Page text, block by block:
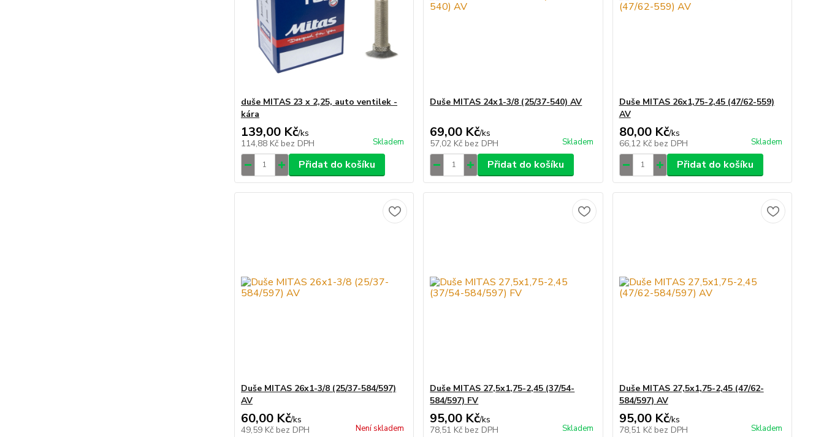
duše MITAS 23 x 2,25, auto ventilek -
kára
139,00 Kč/ks
114,88 Kč bez DPH Skladem
Přidat do košíku
Duše MITAS 24x1-3/8 (25/37-540) AV
69,00 Kč/ks
57,02 Kč bez DPH Skladem
Přidat do košíku
Duše MITAS 26x1,75-2,45 (47/62-559)
AV
80,00 Kč/ks
66,12 Kč bez DPH Skladem
Přidat do košíku
Duše MITAS 26x1-3/8 (25/37-584/597)
AV
60,00 Kč/ks
49,59 Kč bez DPH Není skladem
Duše MITAS 27,5x1,75-2,45 (37/54-
584/597) FV
95,00 Kč/ks
78,51 Kč bez DPH Skladem
Duše MITAS 27,5x1,75-2,45 (47/62-
584/597) AV
95,00 Kč/ks
78,51 Kč bez DPH Skladem